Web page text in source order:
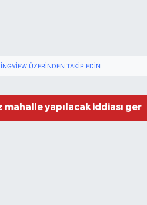
ÜZERINDEN TAKIP EDIN
yapılacak iddiası